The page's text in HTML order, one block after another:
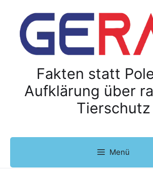
Fakten statt
Aufklärung über
Tierschutz
Menü